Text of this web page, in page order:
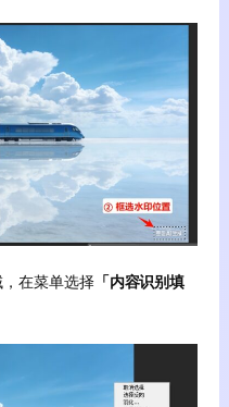
在菜单选择「内容识别填